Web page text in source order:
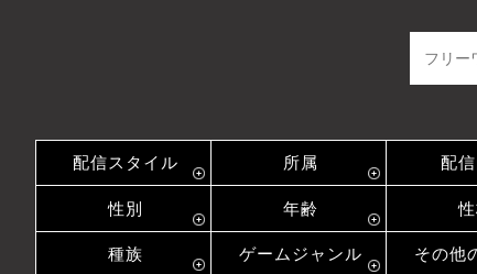
配信スタイル 所属 配
性別 年齢
種族 ゲームジャンル その他